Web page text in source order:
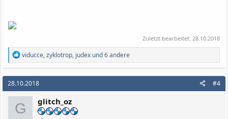
Zuletzt bearbeitet: 28.10.2018
R
e
a
k
t
i
o
n
viducce,zyklotrop, judex und 6 andere
28.10.2018 #4
G glitch_oz